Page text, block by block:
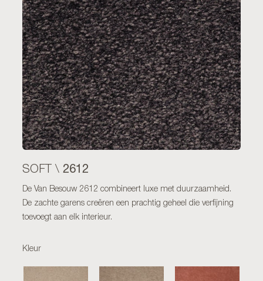
SOFT \ 2612
De Van Besouw 2612 combineert luxe met duurzaamheid.
De zachte garens creëren een prachtig geheel die verfijning
toevoegt aan elk interieur.
Kleur